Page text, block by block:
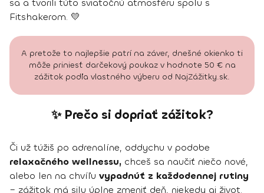
Fitshakerom. 💛
A pretože to najlepšie patrí na záver, dnešné okienko ti
môže priniesť darčekový poukaz v hodnote 50 € na
zážitok podľa vlastného výberu od NajZážitky.sk.
✨ Prečo si dopriať zážitok?
Či už túžiš po adrenalíne, oddychu v podobe
relaxačného wellnessu, chceš sa naučiť niečo nové,
alebo len na chvíľu vypadnúť z každodennej rutiny
– zážitok má silu úplne zmeniť deň, niekedy aj život.